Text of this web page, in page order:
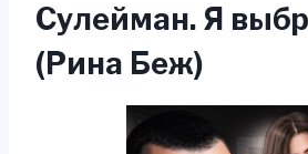
Сулейман. Я
(Рина Беж)